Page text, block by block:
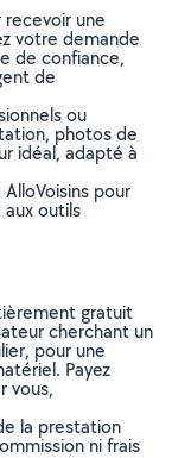
recevoir une
votre demande
de confiance,
de
ou
photos de
idéal, adapté à
pour
outils
gratuit
cherchant un
pour une
Payez
vous,
la prestation
ni frais